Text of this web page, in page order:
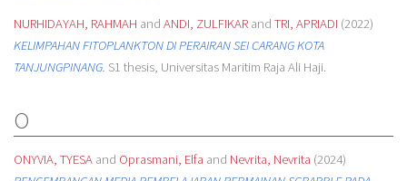
NURHIDAYAH, RAHMAH and ANDI, ZULFIKARand TRI, APRIADI (2022)
KELIMPAHAN FITOPLANKTON DI PERAIRAN SEI CARANG KOTA
TANJUNGPINANG. S1 thesis, Universitas Maritim Raja Ali Haji.
O
ONYVIA, TYESAand Oprasmani, Elfa and Nevrita, Nevrita (2024)